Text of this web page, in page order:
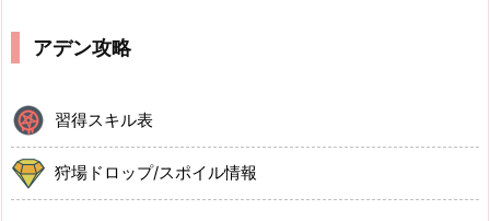
アデン攻略
習得スキル表
狩場ドロップ/スポイル情報